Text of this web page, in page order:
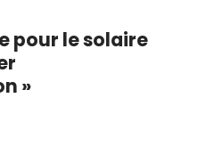
pour le solaire
»